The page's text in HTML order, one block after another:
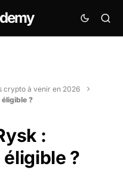
crypto à venir en 2026
?
:
?